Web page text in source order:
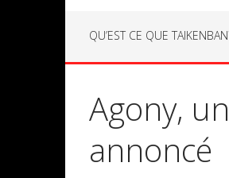
QU’EST CE QUE
Agony,
annoncé